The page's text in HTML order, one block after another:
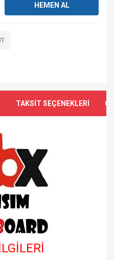
HEMEN AL
TAKSİT SEÇENEKLERİ